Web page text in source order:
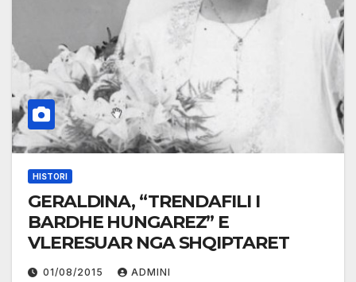
HISTORI
GERALDINA, “TRENDAFILI I
BARDHE HUNGAREZ” E
VLERESUAR NGA SHQIPTARET
01/08/2015 ADMINI